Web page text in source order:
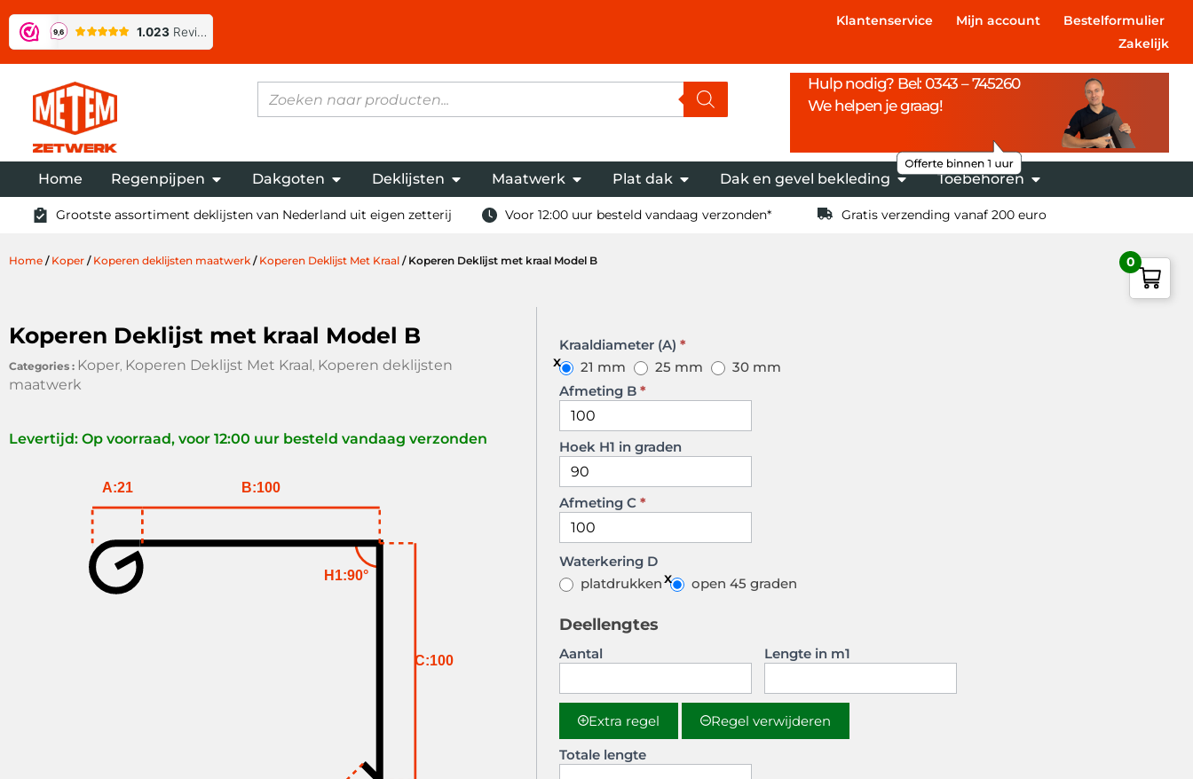
Klantenservice Mijn account
Bestelformulier
Zakelijk
Hulp nodig? Bel: 0343 – 745260
We helpen je graag!
Home Regenpijpen Dakgoten Deklijsten Maatwerk Plat dak Dak en gevel bekleding Toebehoren
Grootste assortiment deklijsten van Nederland uit eigen zetterij Voor 12:00 uur besteld vandaag verzonden* Gratis verzending vanaf 200 euro
Home / Koper / Koperen deklijsten maatwerk / Koperen Deklijst Met Kraal / Koperen Deklijst met kraal Model B
Koperen Deklijst met kraal Model B
Categories : Koper Koperen Deklijst Met Kraal Koperen deklijsten
maatwerk
Levertijd: Op voorraad, voor 12:00 uur besteld vandaag verzonden
A:21 B:100
C:100
H1:90°
Deklijst
met
kraal
Model
B K
Kraaldiameter (A)*
21 mm
25 mm
30 mm
Afmeting B*
Hoek H1 in graden
Afmeting C*
Waterkering D
platdrukken
open 45 graden
Deellengtes
Aantal Lengte in m1
Extra regel
Regel verwijderen
Totale lengte
0